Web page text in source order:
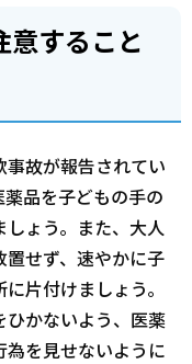
意すること
故が報告されてい
品を子どもの手の
ょう。また、大人
せず、速やかに子
片付けましょう。
ひかないよう、医薬
を見せないように